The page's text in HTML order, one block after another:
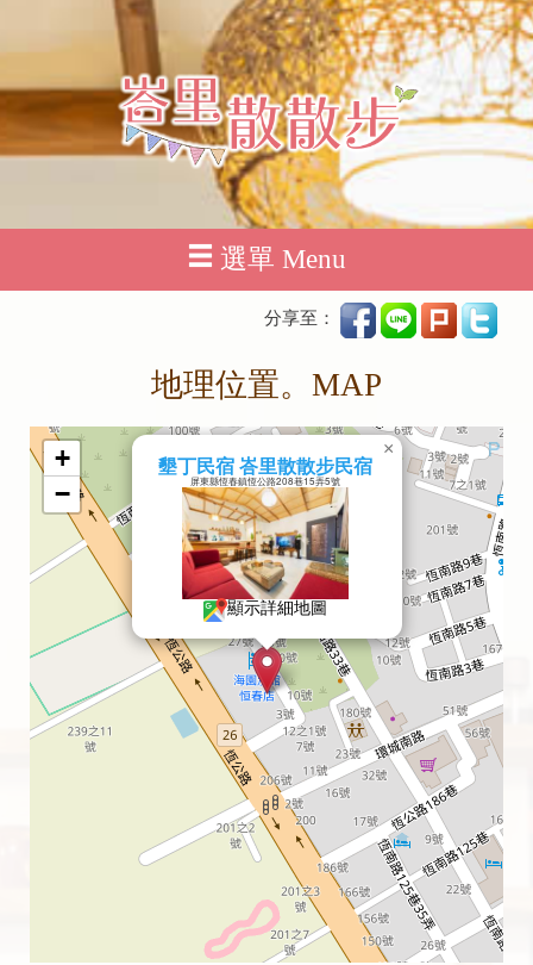
選單 Menu
分享至：
地理位置。MAP
墾丁民宿 峇里散散步民宿
屏東縣恆春鎮恆公路208巷15弄5號
顯示詳細地圖
×
+
−